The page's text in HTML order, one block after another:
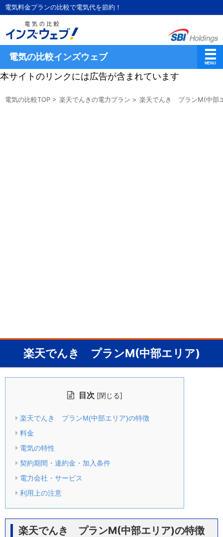
電気料金プランの比較で電気代を節約！
電気の比較インズウェブ
本サイトのリンクには広告が含まれています
電気の比較TOP > 楽天でんきの電力プラン > 楽天でんき プランM(中部
楽天でんき プランM(中部エリア)
目次 [閉じる]
楽天でんき プランM(中部エリア)の特徴
料金
電気の特性
契約期間・違約金・加入条件
電力会社・サービス
利用上の注意
楽天でんき プランM(中部エリア)の特徴